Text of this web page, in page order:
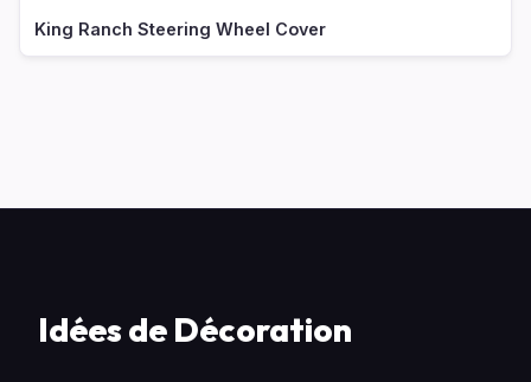
King Ranch Steering Wheel Cover
Idées de Décoration